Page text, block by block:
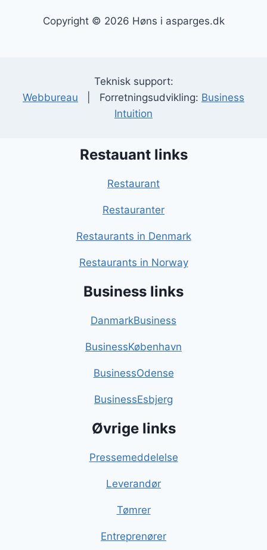
Copyright © 2026 Høns i asparges.dk
Teknisk support:
Webbureau | Forretningsudvikling: Business
Intuition
Restauant links
Restaurant
Restauranter
Restaurants in Denmark
Restaurants in Norway
Business links
DanmarkBusiness
BusinessKøbenhavn
BusinessOdense
BusinessEsbjerg
Øvrige links
Pressemeddelelse
Leverandør
Tømrer
Entreprenører